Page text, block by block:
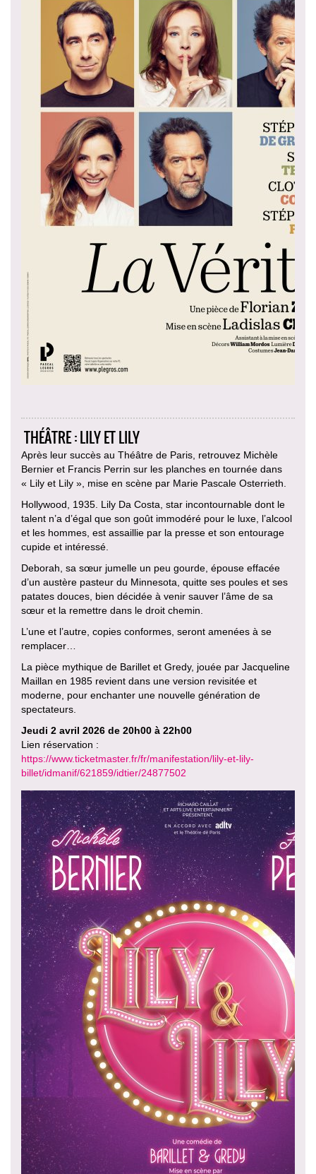
THÉÂTRE : LILY ET LILY
Après leur succès au Théâtre de Paris, retrouvez Michèle
Bernier et Francis Perrin sur les planches en tournée dans
« Lily et Lily », mise en scène par Marie Pascale Osterrieth.
Hollywood, 1935. Lily Da Costa, star incontournable dont le
talent n’a d’égal que son goût immodéré pour le luxe, l’alcool
et les hommes, est assaillie par la presse et son entourage
cupide et intéressé.
Deborah, sa sœur jumelle un peu gourde, épouse effacée
d’un austère pasteur du Minnesota, quitte ses poules et ses
patates douces, bien décidée à venir sauver l’âme de sa
sœur et la remettre dans le droit chemin.
L’une et l’autre, copies conformes, seront amenées à se
remplacer…
La pièce mythique de Barillet et Gredy, jouée par Jacqueline
Maillan en 1985 revient dans une version revisitée et
moderne, pour enchanter une nouvelle génération de
spectateurs.
Jeudi 2 avril 2026 de 20h00 à 22h00
Lien réservation :
https://www.ticketmaster.fr/fr/manifestation/lily-et-lily-
billet/idmanif/621859/idtier/24877502